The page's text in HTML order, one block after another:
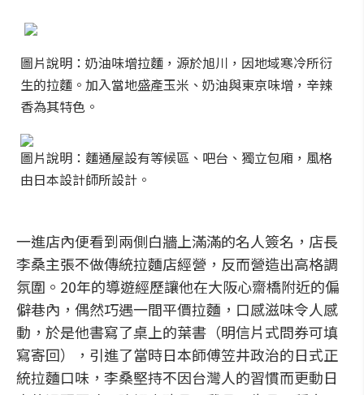
圖片說明：奶油味增拉麵，源於旭川，因地域寒冷所衍
生的拉麵。加入當地盛產玉米、奶油與東京味增，辛辣
香為其特色。
圖片說明：麵通屋設有等候區、吧台、獨立包廂，風格
由日本設計師所設計。
一進店內便看到兩側白牆上滿滿的名人簽名，店長
李桑主張不做傳統拉麵店經營，反而營造出高格調
氛圍。20年的導遊經歷讓他在大阪心齋橋附近的偏
僻巷內，偶然巧遇一間平價拉麵，口感滋味令人感
動，於是他書寫了桌上的葉書（明信片式問券可填
寫寄回），引進了當時日本師傅笠井政治的日式正
統拉麵口味，李桑堅持不因台灣人的習慣而更動日